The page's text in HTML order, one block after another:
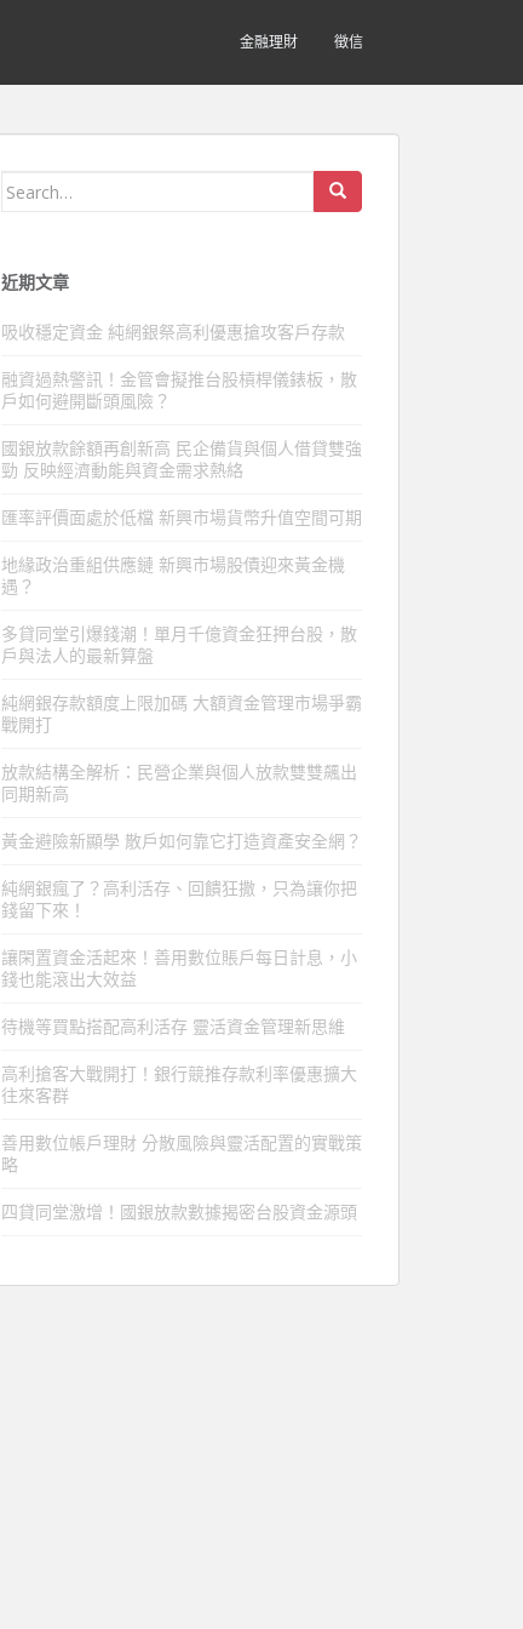
金融理財 徵信
Search
近期文章
吸收穩定資金 純網銀祭高利優惠搶攻客戶存款
融資過熱警訊！金管會擬推台股槓桿儀錶板，散
戶如何避開斷頭風險？
國銀放款餘額再創新高 民企備貨與個人借貸雙強
勁 反映經濟動能與資金需求熱絡
匯率評價面處於低檔 新興市場貨幣升值空間可期
地緣政治重組供應鏈 新興市場股債迎來黃金機
遇？
多貸同堂引爆錢潮！單月千億資金狂押台股，散
戶與法人的最新算盤
純網銀存款額度上限加碼 大額資金管理市場爭霸
戰開打
放款結構全解析：民營企業與個人放款雙雙飆出
同期新高
黃金避險新顯學 散戶如何靠它打造資產安全網？
純網銀瘋了？高利活存、回饋狂撒，只為讓你把
錢留下來！
讓閑置資金活起來！善用數位賬戶每日計息，小
錢也能滾出大效益
待機等買點搭配高利活存 靈活資金管理新思維
高利搶客大戰開打！銀行競推存款利率優惠擴大
往來客群
善用數位帳戶理財 分散風險與靈活配置的實戰策
略
四貸同堂激增！國銀放款數據揭密台股資金源頭